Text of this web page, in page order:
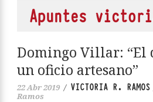
Apuntes
Domingo Villar: “El
un oficio artesano”
22 Abr 2019 / VICTORIA R. RAMOS
Ramos